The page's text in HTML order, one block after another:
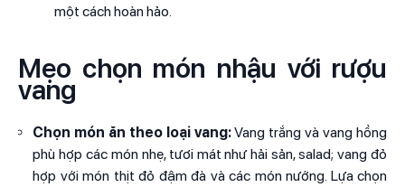
một cách hoàn hảo.
Mẹo chọn món nhậu với rượu
vang
Chọn món ăn theo loại vang:Vang trắng và vang hồng
phù hợp các món nhẹ, tươi mát như hải sản, salad; vang đỏ
hợp với món thịt đỏ đậm đà và các món nướng. Lựa chọn